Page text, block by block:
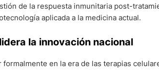
de la respuesta inmunitaria post-
aplicada a la medicina actual.
la innovación nacional
formalmente en la era de las terapias